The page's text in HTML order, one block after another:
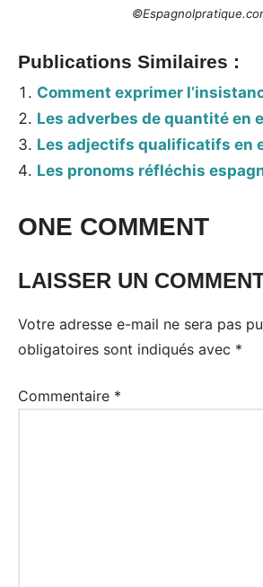
Publications Similaires :
Comment exprimer
Les adverbes de quantité en
Les adjectifs qualificatifs en
Les pronoms réfléchis
ONE COMMENT
LAISSER UN
Votre adresse e-mail ne sera pas
obligatoires sont indiqués avec *
Commentaire *